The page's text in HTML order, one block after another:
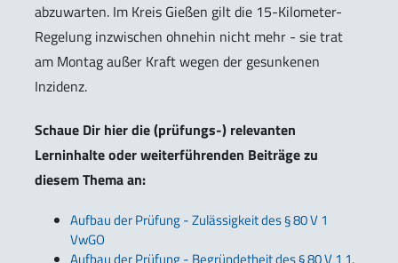
abzuwarten. Im Kreis Gießen gilt die 15-Kilometer-
Regelung inzwischen ohnehin nicht mehr - sie trat
am Montag außer Kraft wegen der gesunkenen
Inzidenz.
Schaue Dir hier die (prüfungs-) relevanten
Lerninhalte oder weiterführenden Beiträge zu
diesem Thema an:
Aufbau der Prüfung - Zulässigkeit des § 80 V 1
VwGO
Aufbau der Prüfung - Begründetheit des § 80 V 1 1.